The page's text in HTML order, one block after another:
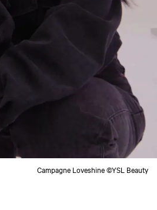
Campagne Loveshine ©YSL Beauty